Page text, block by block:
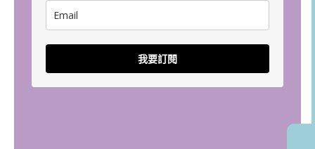
我要訂閱